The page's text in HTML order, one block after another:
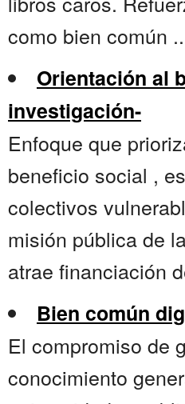
como bien común
Orientación al
investigación-
Enfoque que
beneficio social ,
colectivos
misión pública de
atrae financiación
Bien común
El compromiso de
conocimiento